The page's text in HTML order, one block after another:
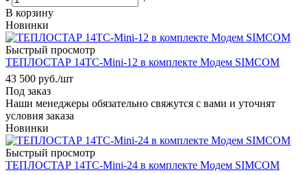
В корзину
Новинки
Быстрый просмотр
ТЕПЛОСТАР 14ТС-Mini-12 в комплекте Модем SIMCOM
43 500 руб./шт
Под заказ
Наши менеджеры обязательно свяжутся с вами и уточнят
условия заказа
Новинки
Быстрый просмотр
ТЕПЛОСТАР 14ТС-Mini-24 в комплекте Модем SIMCOM